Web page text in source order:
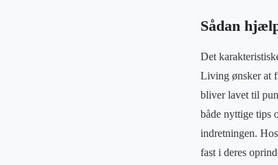
Sådan
Det
Living ønsker at
bliver lavet til
både nyttige tips
indretningen.
fast i deres